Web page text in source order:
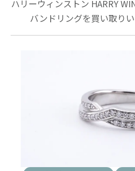
ハリーウィンストン HARRY
バンドリングを買い取り